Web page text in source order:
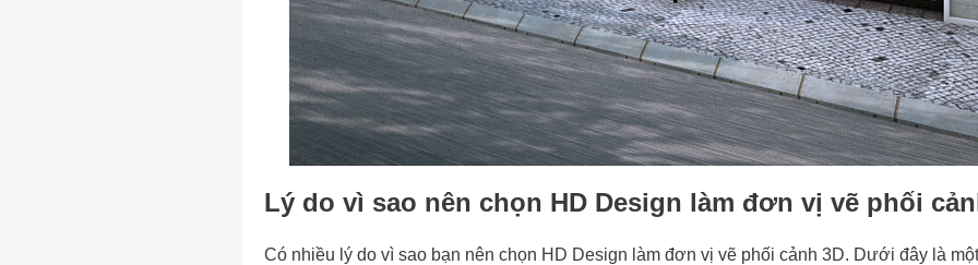
Lý do vì sao nên chọn HD Design làm đơn vị vẽ phối
Có nhiều lý do vì sao bạn nên chọn HD Design làm đơn vị vẽ phối cảnh 3D. Dưới đây là